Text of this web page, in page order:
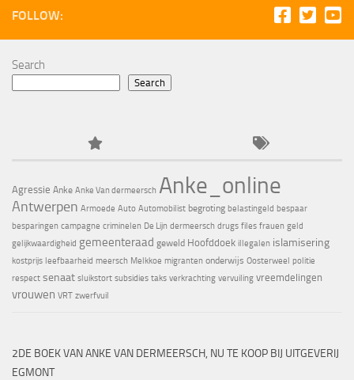
FOLLOW:
Search
Search
Agressie Anke Anke Van dermeersch Anke_online
Antwerpen Armoede Auto Automobilist begroting belastingeld bespaar
besparingen campagne criminelen De Lijn dermeersch drugs files frauen geld
gelijkwaardigheid gemeenteraad geweld Hoofddoek illegalen islamisering
kostprijs leefbaarheid meersch Melkkoe migranten onderwijs Oosterweel politie
respect senaat sluikstort subsidies taks verkrachting vervuiling vreemdelingen
vrouwen VRT zwerfvuil
2DE BOEK VAN ANKE VAN DERMEERSCH, NU TE KOOP BIJ UITGEVERIJ
EGMONT